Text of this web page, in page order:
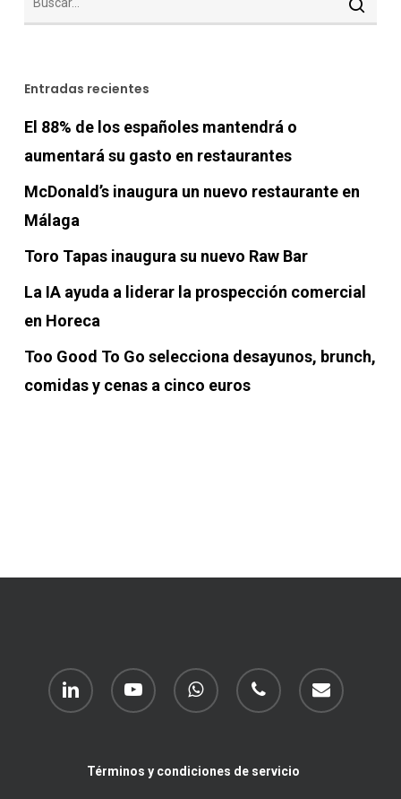
Entradas recientes
El 88% de los españoles mantendrá o
aumentará su gasto en restaurantes
McDonald’s inaugura un nuevo restaurante en
Málaga
Toro Tapas inaugura su nuevo Raw Bar
La IA ayuda a liderar la prospección comercial
en Horeca
Too Good To Go selecciona desayunos, brunch,
comidas y cenas a cinco euros
linkedin youtube whatsapp phone email
Términos y condiciones de servicio